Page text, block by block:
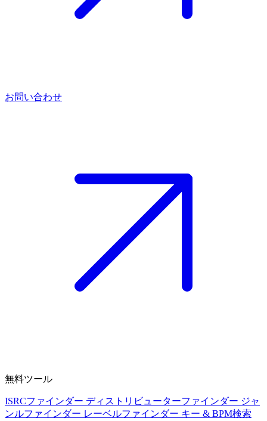
お問い合わせ
無料ツール
ISRCファインダー ディストリビューターファインダー ジャ
ンルファインダー レーベルファインダー キー & BPM検索